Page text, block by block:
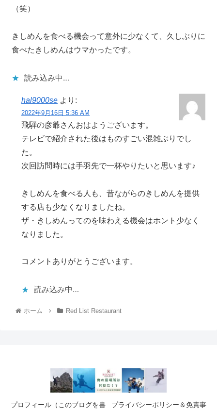
（笑）
きしめんを食べる機会って意外に少なくて、久しぶりに
食べたきしめんはウマかったです。
読み込み中…
hal9000se より:
2022年9月16日 5:36 AM
飛騨の彦爺さんおはようございます。
テレビで紹介された後はものすごい混雑ぶりでし
た。
次回訪問時には手羽先で一杯やりたいと思います♪
きしめんを食べる人も、昔ながらのきしめんを提供
する店も少なくなりましたね。
ザ・きしめんってのを味わえる機会はホント少なく
なりました。
コメントありがとうございます。
読み込み中…
ホーム Red List Restaurant
プロフィール（このブログを書 プライバシーポリシー＆免責事